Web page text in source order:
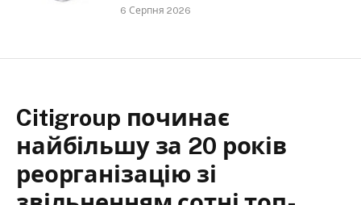
6 Серпня 2026
Citigroup починає
найбільшу за 20 років
реорганізацію зі